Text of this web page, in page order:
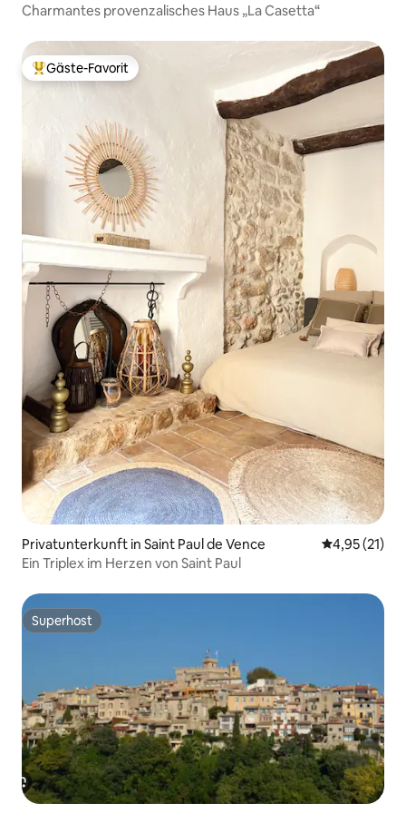
Charmantes provenzalisches Haus „La Casetta“
Beliebter Gäste-Favorit.
Gäste-Favorit
Privatunterkunft in Saint Paul de Vence
4,95 (21)
Ein Triplex im Herzen von Saint Paul
Superhost
Superhost